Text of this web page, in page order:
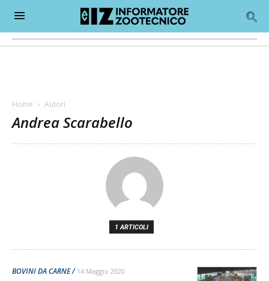
Home Autori
Andrea Scarabello
1 ARTICOLI
BOVINI DA CARNE 14 Maggio 2020